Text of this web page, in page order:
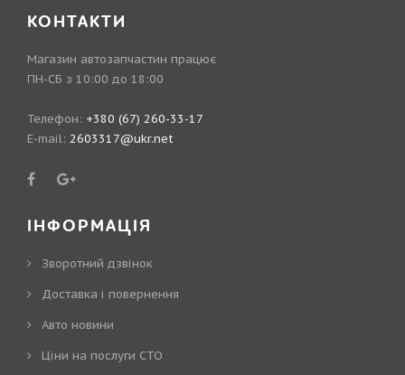
КОНТАКТИ
Магазин автозапчастин працює
ПН-СБ з 10:00 до 18:00
Телефон: +380 (67) 260-33-17
E-mail: 2603317@ukr.net
ІНФОРМАЦІЯ
Зворотний дзвінок
Доставка і повернення
Авто новини
Ціни на послуги СТО